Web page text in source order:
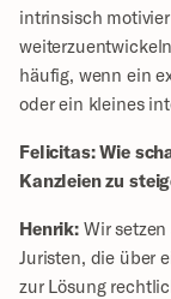
intrinsisch
häufig, wenn ein
oder ein kleines
Felicitas: Wie
Kanzleien zu
Henrik: Wir setzen
Juristen, die über
zur Lösung